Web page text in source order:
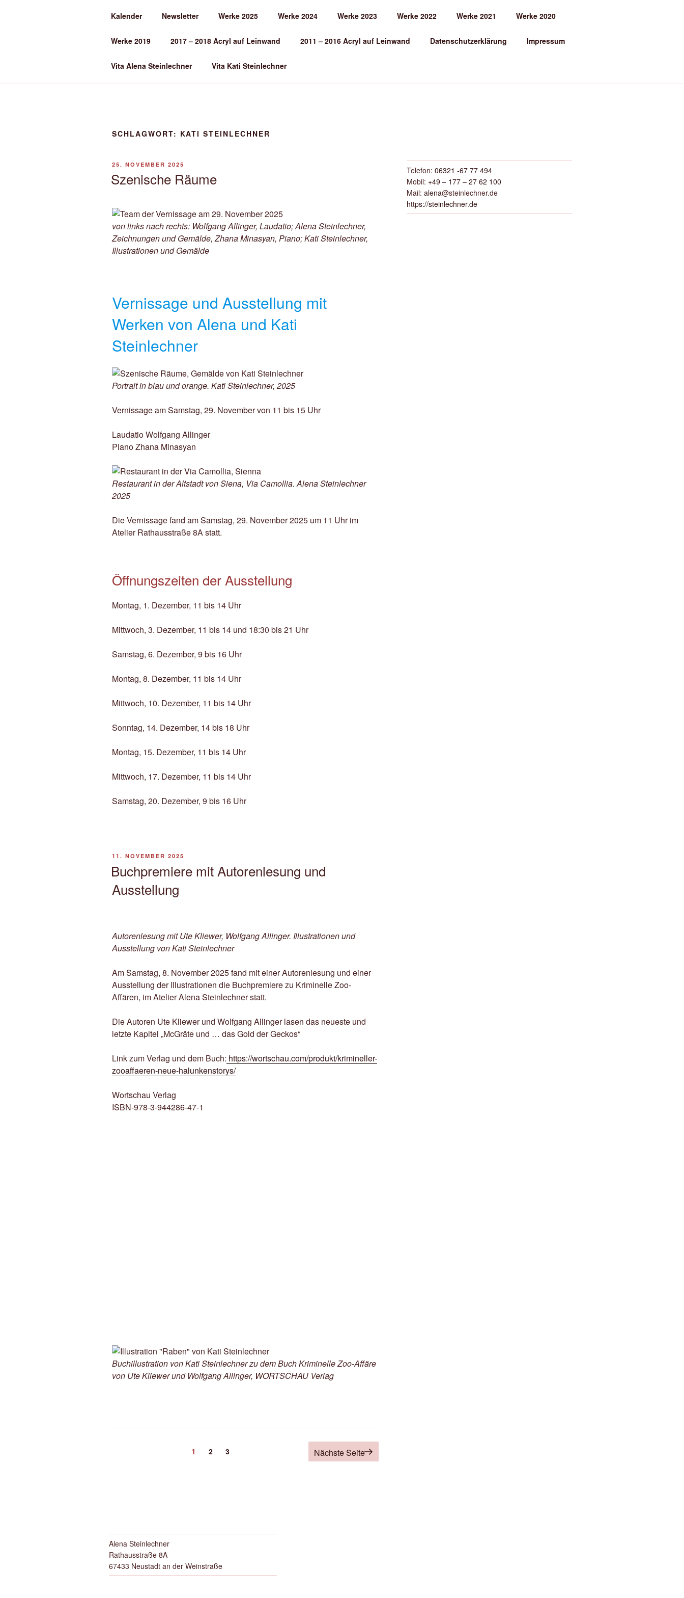
ALENA STEINLECHNER
Kalender Newsletter Werke 2025 Werke 2024 Werke 2023 Werke 2022 Werke 2021 Werke 2020
Werke 2019 2017 – 2018 Acryl auf Leinwand 2011 – 2016 Acryl auf Leinwand Datenschutzerklärung Impressum
Vita Alena Steinlechner Vita Kati Steinlechner
SCHLAGWORT: KATI STEINLECHNER
VERÖFFENTLICHT
25. NOVEMBER 2025
Szenische Räume
von links nach rechts: Wolfgang Allinger, Laudatio; Alena Steinlechner,
Zeichnungen und Gemälde, Zhana Minasyan, Piano; Kati Steinlechner,
Illustrationen und Gemälde
Vernissage und Ausstellung mit
Werken von Alena und Kati
Steinlechner
Portrait in blau und orange. Kati Steinlechner, 2025
Vernissage am Samstag, 29. November von 11 bis 15 Uhr
Laudatio Wolfgang Allinger
Piano Zhana Minasyan
Restaurant in der Altstadt von Siena, Via Camollia. Alena Steinlechner
2025
Die Vernissage fand am Samstag, 29. November 2025 um 11 Uhr im
Atelier Rathausstraße 8A statt.
Öffnungszeiten der Ausstellung
Montag, 1. Dezember, 11 bis 14 Uhr
Mittwoch, 3. Dezember, 11 bis 14 und 18:30 bis 21 Uhr
Samstag, 6. Dezember, 9 bis 16 Uhr
Montag, 8. Dezember, 11 bis 14 Uhr
Mittwoch, 10. Dezember, 11 bis 14 Uhr
Sonntag, 14. Dezember, 14 bis 18 Uhr
Montag, 15. Dezember, 11 bis 14 Uhr
Mittwoch, 17. Dezember, 11 bis 14 Uhr
Samstag, 20. Dezember, 9 bis 16 Uhr
VERÖFFENTLICHT
11. NOVEMBER 2025
Buchpremiere mit Autorenlesung und
Ausstellung
Autorenlesung mit Ute Kliewer, Wolfgang Allinger. Illustrationen und
Ausstellung von Kati Steinlechner
Am Samstag, 8. November 2025 fand mit einer Autorenlesung und einer
Ausstellung der Illustrationen die Buchpremiere zu Kriminelle Zoo-
Affären, im Atelier Alena Steinlechner statt.
Die Autoren Ute Kliewer und Wolfgang Allinger lasen das neueste und
letzte Kapitel „McGräte und … das Gold der Geckos“
Link zum Verlag und dem Buch: https://wortschau.com/produkt/krimineller-
zooaffaeren-neue-halunkenstorys/
Wortschau Verlag
ISBN-978-3-944286-47-1
Buchillustration von Kati Steinlechner zu dem Buch Kriminelle Zoo-Affäre
von Ute Kliewer und Wolfgang Allinger, WORTSCHAU Verlag
Seitennummerierung
Seite
1 Seite
2 Seite
3 Nächste Seite
Telefon: 06321 -67 77 494
Mobil: +49 – 177 – 27 62 100
Mail: alena@steinlechner.de
https://steinlechner.de
Alena Steinlechner
Rathausstraße 8A
67433 Neustadt an der Weinstraße